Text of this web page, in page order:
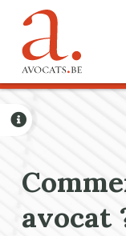
Aller au contenu principal
avocat